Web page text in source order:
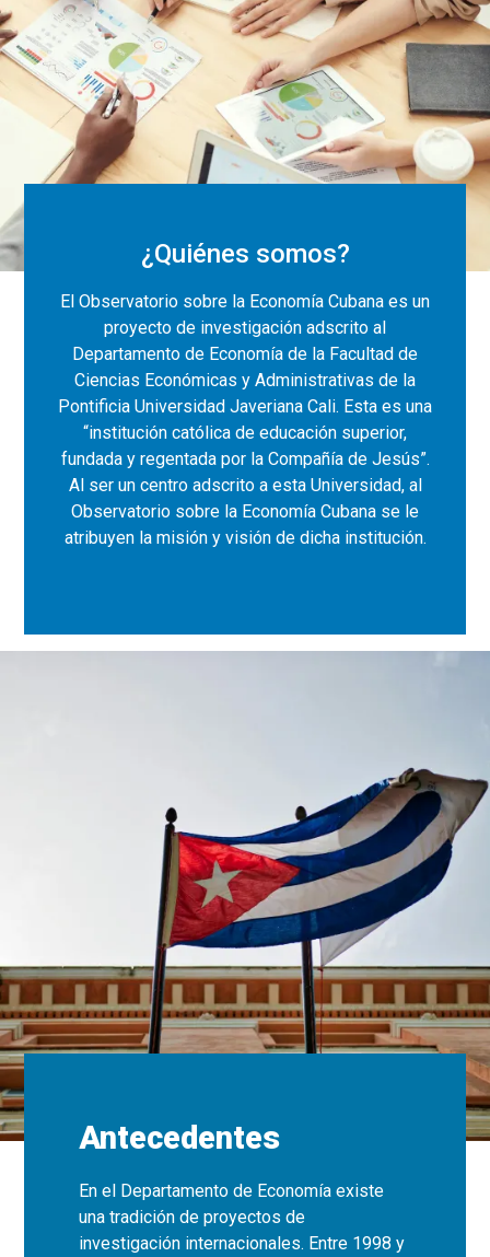
¿Quiénes somos?
El Observatorio sobre la Economía Cubana es un
proyecto de investigación adscrito al
Departamento de Economía de la Facultad de
Ciencias Económicas y Administrativas de la
Pontificia Universidad Javeriana Cali. Esta es una
“institución católica de educación superior,
fundada y regentada por la Compañía de Jesús”.
Al ser un centro adscrito a esta Universidad, al
Observatorio sobre la Economía Cubana se le
atribuyen la misión y visión de dicha institución.
Antecedentes
En el Departamento de Economía existe
una tradición de proyectos de
investigación internacionales. Entre 1998 y